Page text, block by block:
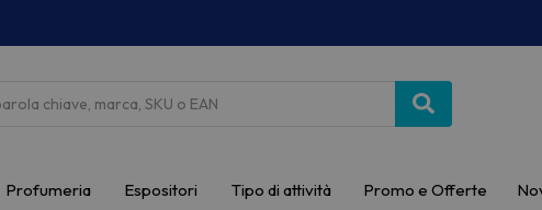
Profumeria Espositori Tipo di attività Promo e Offerte